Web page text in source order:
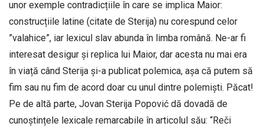
unor exemple contradicțiile în care se implica Maior:
construcțiile latine (citate de Sterija) nu corespund celor
”valahice”, iar lexicul slav abunda în limba română. Ne-ar fi
interesat desigur și replica lui Maior, dar acesta nu mai era
în viață când Sterija și-a publicat polemica, așa că putem să
fim sau nu fim de acord doar cu unul dintre polemiști. Păcat!
Pe de altă parte, Jovan Sterija Popović dă dovadă de
cunoștințele lexicale remarcabile în articolul său: “Reči